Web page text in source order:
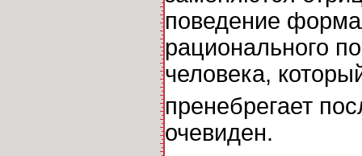
поведение
рационального
человека,
пренебрегает
очевиден.